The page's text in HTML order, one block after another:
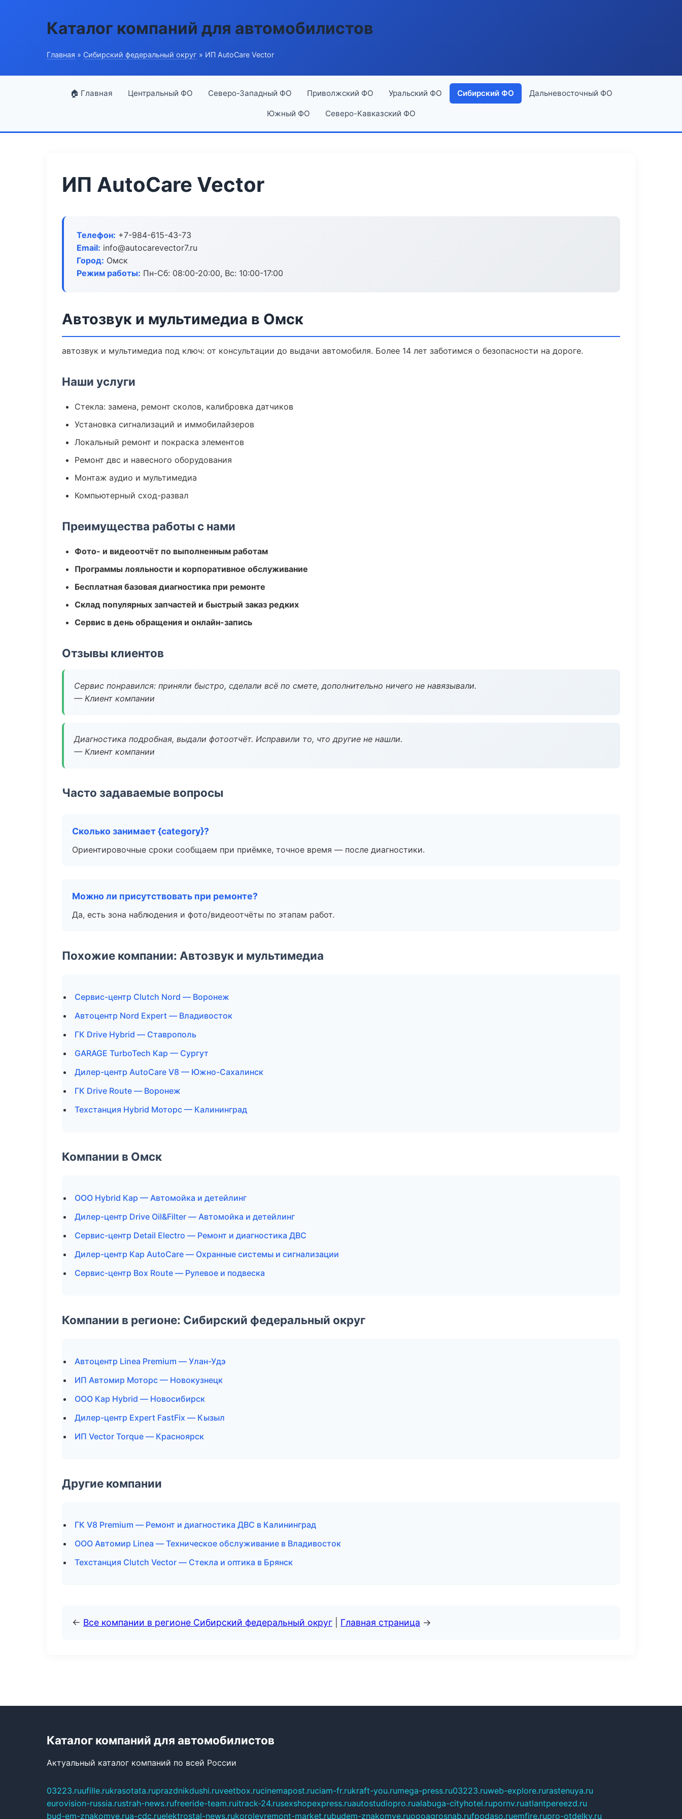
Каталог компаний для автомобилистов
Главная » Сибирский федеральный округ » ИП AutoCare Vector
🏠 Главная Центральный ФО Северо-Западный ФО Приволжский ФО Уральский ФО Сибирский ФО Дальневосточный ФО
Южный ФО Северо-Кавказский ФО
ИП AutoCare Vector
Телефон: +7-984-615-43-73
Email: info@autocarevector7.ru
Город: Омск
Режим работы: Пн-Сб: 08:00-20:00, Вс: 10:00-17:00
Автозвук и мультимедиа в Омск
автозвук и мультимедиа под ключ: от консультации до выдачи автомобиля. Более 14 лет заботимся о безопасности на дороге.
Наши услуги
Стекла: замена, ремонт сколов, калибровка датчиков
Установка сигнализаций и иммобилайзеров
Локальный ремонт и покраска элементов
Ремонт двс и навесного оборудования
Монтаж аудио и мультимедиа
Компьютерный сход-развал
Преимущества работы с нами
Фото- и видеоотчёт по выполненным работам
Программы лояльности и корпоративное обслуживание
Бесплатная базовая диагностика при ремонте
Склад популярных запчастей и быстрый заказ редких
Сервис в день обращения и онлайн-запись
Отзывы клиентов
Сервис понравился: приняли быстро, сделали всё по смете, дополнительно ничего не навязывали.
— Клиент компании
Диагностика подробная, выдали фотоотчёт. Исправили то, что другие не нашли.
— Клиент компании
Часто задаваемые вопросы
Сколько занимает {category}?
Ориентировочные сроки сообщаем при приёмке, точное время — после диагностики.
Можно ли присутствовать при ремонте?
Да, есть зона наблюдения и фото/видеоотчёты по этапам работ.
Похожие компании: Автозвук и мультимедиа
Сервис-центр Clutch Nord — Воронеж
Автоцентр Nord Expert — Владивосток
ГК Drive Hybrid — Ставрополь
GARAGE TurboTech Кар — Сургут
Дилер-центр AutoCare V8 — Южно-Сахалинск
ГК Drive Route — Воронеж
Техстанция Hybrid Моторс — Калининград
Компании в Омск
ООО Hybrid Кар — Автомойка и детейлинг
Дилер-центр Drive Oil&Filter — Автомойка и детейлинг
Сервис-центр Detail Electro — Ремонт и диагностика ДВС
Дилер-центр Кар AutoCare — Охранные системы и сигнализации
Сервис-центр Box Route — Рулевое и подвеска
Компании в регионе: Сибирский федеральный округ
Автоцентр Linea Premium — Улан-Удэ
ИП Автомир Моторс — Новокузнецк
ООО Кар Hybrid — Новосибирск
Дилер-центр Expert FastFix — Кызыл
ИП Vector Torque — Красноярск
Другие компании
ГК V8 Premium — Ремонт и диагностика ДВС в Калининград
ООО Автомир Linea — Техническое обслуживание в Владивосток
Техстанция Clutch Vector — Стекла и оптика в Брянск
← Все компании в регионе Сибирский федеральный округ Главная страница →
Каталог компаний для автомобилистов
Актуальный каталог компаний по всей России
03223.ruufille.rukrasotata.ruprazdnikdushi.ruveetbox.rucinemapost.ruciam-fr.rukraft-you.rumega-press.ru03223.ruweb-explore.rurastenuya.ru
eurovision-russia.rustrah-news.rufreeride-team.ruitrack-24.rusexshopexpress.ruautostudiopro.rualabuga-cityhotel.rupornv.ruatlantpereezd.ru
bud-em-znakomye.rua-cdc.ruelektrostal-news.rukorolevremont-market.rubudem-znakomye.ruoooagrosnab.rufpodaso.ruemfire.rupro-otdelky.ru